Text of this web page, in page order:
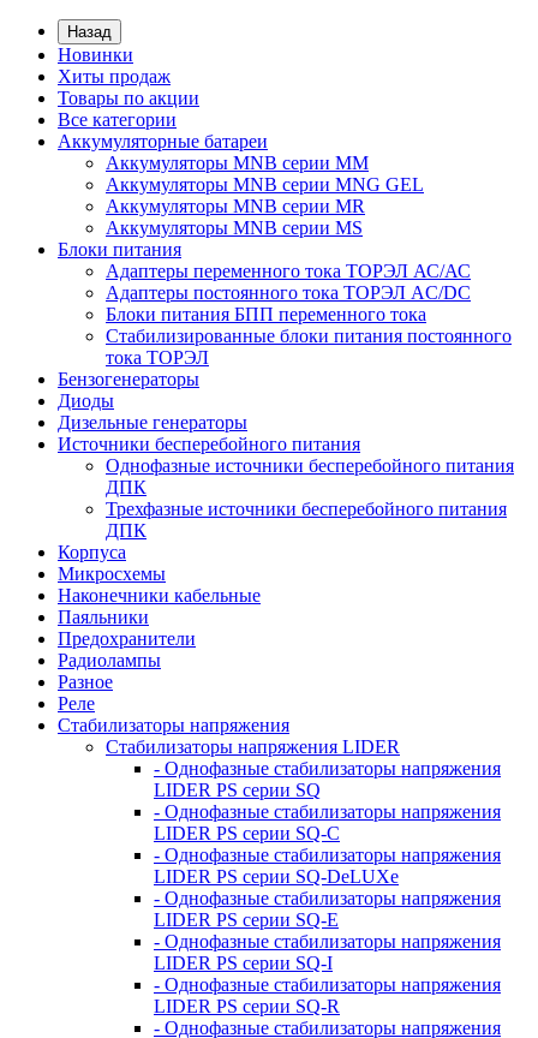
Назад
Новинки
Хиты продаж
Товары по акции
Все категории
Аккумуляторные батареи
Аккумуляторы MNB серии MM
Аккумуляторы MNB серии MNG GEL
Аккумуляторы MNB серии MR
Аккумуляторы MNB серии MS
Блоки питания
Адаптеры переменного тока ТОРЭЛ АС/АС
Адаптеры постоянного тока ТОРЭЛ AC/DC
Блоки питания БПП переменного тока
Стабилизированные блоки питания постоянного
тока ТОРЭЛ
Бензогенераторы
Диоды
Дизельные генераторы
Источники бесперебойного питания
Однофазные источники бесперебойного питания
ДПК
Трехфазные источники бесперебойного питания
ДПК
Корпуса
Микросхемы
Наконечники кабельные
Паяльники
Предохранители
Радиолампы
Разное
Реле
Стабилизаторы напряжения
Стабилизаторы напряжения LIDER
- Однофазные стабилизаторы напряжения
LIDER PS серии SQ
- Однофазные стабилизаторы напряжения
LIDER PS серии SQ-C
- Однофазные стабилизаторы напряжения
LIDER PS серии SQ-DeLUXe
- Однофазные стабилизаторы напряжения
LIDER PS серии SQ-E
- Однофазные стабилизаторы напряжения
LIDER PS серии SQ-I
- Однофазные стабилизаторы напряжения
LIDER PS серии SQ-R
- Однофазные стабилизаторы напряжения